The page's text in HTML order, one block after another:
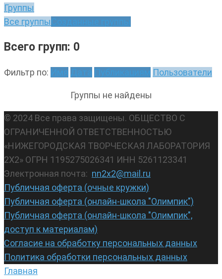
Группы
Все группыСозданные группы
Всего групп: 0
Фильтр по: Имя Дата Публикациям Пользователи
Группы не найдены
© 2024 Все права защищены. ОБЩЕСТВО С
ОГРАНИЧЕННОЙ ОТВЕТСТВЕННОСТЬЮ
«НИЖЕГОРОДСКАЯ ТВОРЧЕСКАЯ ЛАБОРАТОРИЯ
2Х2» ОГРН 1195275026341 ИНН 5261123341
Электронная почта: nn2x2@mail.ru
Публичная оферта (очные кружки)
Публичная оферта (онлайн-школа "Олимпик")
Публичная оферта (онлайн-школа "Олимпик",
доступ к материалам)
Согласие на обработку персональных данных
Политика обработки персональных данных
Главная